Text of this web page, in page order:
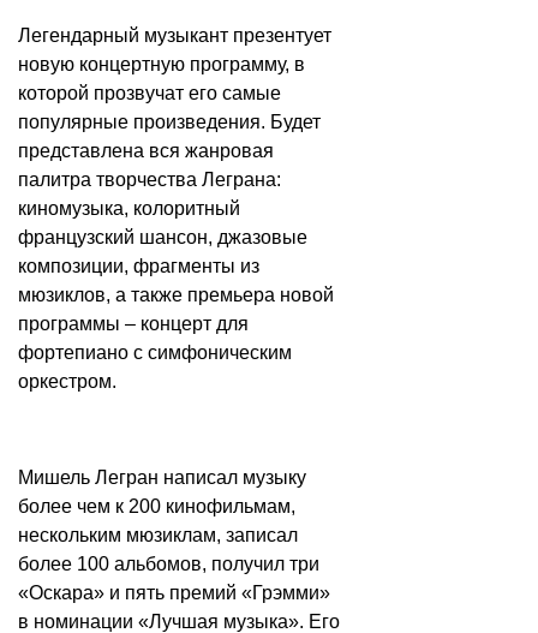
Легендарный музыкант презентует
новую концертную программу, в
которой прозвучат его самые
популярные произведения. Будет
представлена вся жанровая
палитра творчества Леграна:
киномузыка, колоритный
французский шансон, джазовые
композиции, фрагменты из
мюзиклов, а также премьера новой
программы – концерт для
фортепиано с симфоническим
оркестром.
Мишель Легран написал музыку
более чем к 200 кинофильмам,
нескольким мюзиклам, записал
более 100 альбомов, получил три
«Оскара» и пять премий «Грэмми»
в номинации «Лучшая музыка». Его